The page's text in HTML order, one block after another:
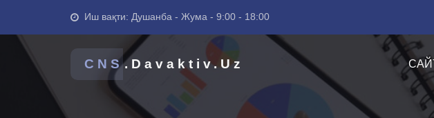
Иш вақти: Душанба - Жума - 9:00 - 18:00
CNS.Davaktiv.Uz